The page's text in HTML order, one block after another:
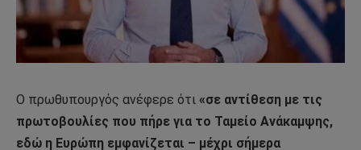
Ο πρωθυπουργός ανέφερε ότι «σε αντίθεση με τις
πρωτοβουλίες που πήρε για το Ταμείο Ανάκαμψης,
εδώ η Ευρώπη εμφανίζεται – μέχρι σήμερα